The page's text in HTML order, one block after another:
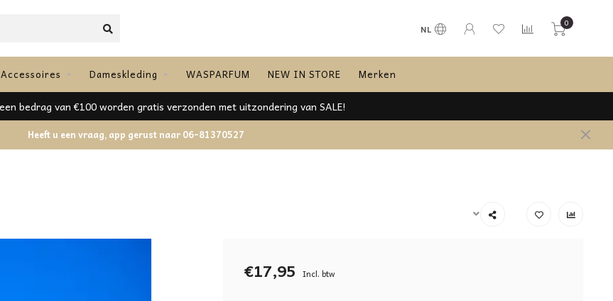
NL
0
Accessoires Dameskleding WASPARFUM NEW IN STORE Merken
Mooie mix aan merken
Heeft u een vraag, app gerust naar 06-81370527
€17,95 Incl. btw